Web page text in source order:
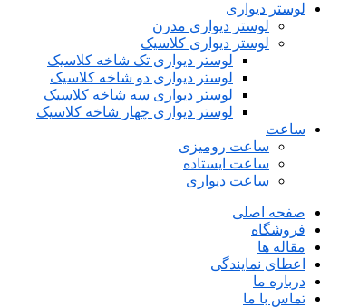
لوستر دیواری
لوستر دیواری مدرن
لوستر دیواری کلاسیک
لوستر دیواری تک شاخه کلاسیک
لوستر دیواری دو شاخه کلاسیک
لوستر دیواری سه شاخه کلاسیک
لوستر دیواری چهار شاخه کلاسیک
ساعت
ساعت رومیزی
ساعت ایستاده
ساعت دیواری
صفحه اصلی
فروشگاه
مقاله ها
اعطای نمایندگی
درباره ما
تماس با ما